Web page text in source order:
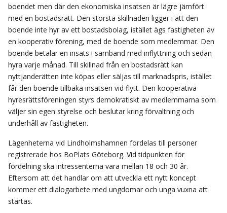
boendet men där den ekonomiska insatsen är lägre jämfört
med en bostadsrätt. Den största skillnaden ligger i att den
boende inte hyr av ett bostadsbolag, istället ägs fastigheten av
en kooperativ förening, med de boende som medlemmar. Den
boende betalar en insats i samband med inflyttning och sedan
hyra varje månad. Till skillnad från en bostadsrätt kan
nyttjanderätten inte köpas eller säljas till marknadspris, istället
får den boende tillbaka insatsen vid flytt. Den kooperativa
hyresrättsföreningen styrs demokratiskt av medlemmarna som
väljer sin egen styrelse och beslutar kring förvaltning och
underhåll av fastigheten.
Lägenheterna vid Lindholmshamnen fördelas till personer
registrerade hos BoPlats Göteborg. Vid tidpunkten för
fördelning ska intressenterna vara mellan 18 och 30 år.
Eftersom att det handlar om att utveckla ett nytt koncept
kommer ett dialogarbete med ungdomar och unga vuxna att
startas.